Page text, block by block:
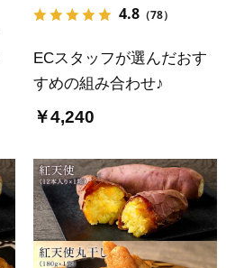
4.8 （78）
ECスタッフが選んだおす
すめの組み合わせ♪
￥4,240